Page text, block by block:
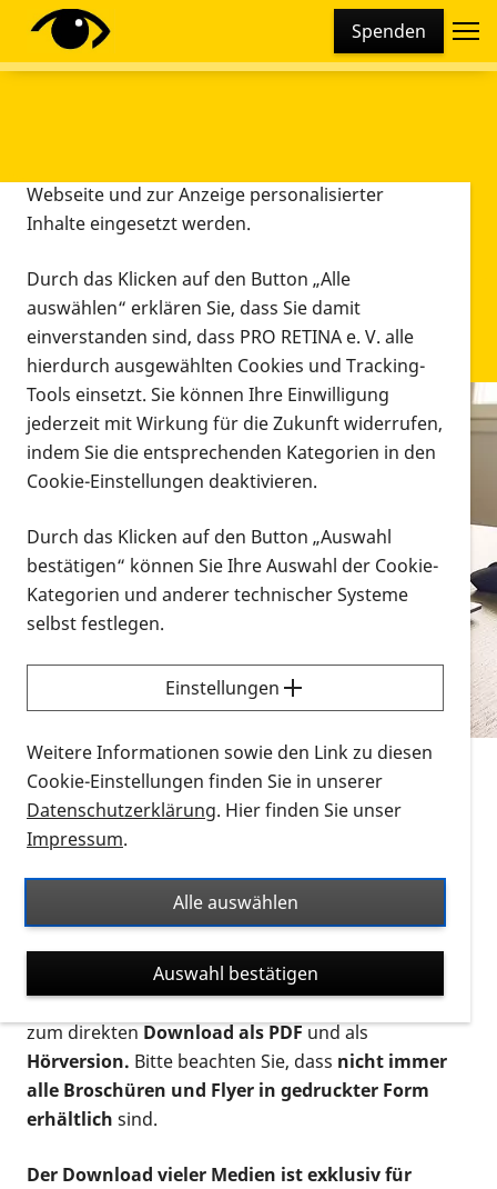
Spenden
Infomaterial
Infomaterial
Vorlesen
Alle Infomaterialien in verschiedenen
Formaten an einem Ort
Sie möchten wissen, wie Sie nach Infonmaterial
suchen und dieses bestellen bzw. herunterladen
können? Schauen Sie sich dieErklärvideos zum
Thema Infomaterial auf der PRO RETINA-Website
für blinde und sehbehinderte Menschen an.
Auf dieser Seite finden Sie sämtliches Infomaterial
Ort. Nutzen Sie den Formatfilter, um ausschließlich
nach Flyern und Broschüren, Audios oder Videos zu
suchen. Die meisten Flyer und Broschüren werden in
verschiedenen Formaten angeboten: zur
postalischen Bestellung als gedruckte Variante
zum direktenDownload als PDFund als
Hörversion. Bitte beachten Sie, dass nicht immer
alle Broschüren und Flyer in gedruckter Form
erhältlich sind.
Der Download vieler Medien ist exklusiv für
Diese Webseite setzt verschiedene Cookies und
Tracking-Tools ein. Dies beinhaltet Cookies und
Webseite und zur Anzeige personalisierter
Inhalte eingesetzt werden.
Durch das Klicken auf den Button „Alle
auswählen“ erklären Sie, dass Sie damit
einverstanden sind, dass PRO RETINA e. V. alle
hierdurch ausgewählten Cookies und Tracking-
Tools einsetzt. Sie können Ihre Einwilligung
jederzeit mit Wirkung für die Zukunft widerrufen,
indem Sie die entsprechenden Kategorien in den
Cookie-Einstellungen deaktivieren.
Durch das Klicken auf den Button „Auswahl
bestätigen“ können Sie Ihre Auswahl der Cookie-
Kategorien und anderer technischer Systeme
selbst festlegen.
Einstellungen
Weitere Informationen sowie den Link zu diesen
Cookie-Einstellungen finden Sie in unserer
Datenschutzerklärung. Hier finden Sie unser
Impressum.
Alle auswählen
Auswahl bestätigen